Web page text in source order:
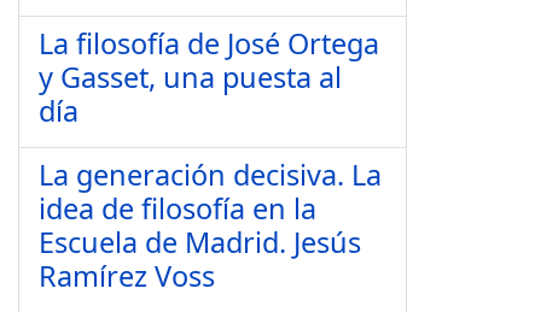
La filosofía de José Ortega
y Gasset, una puesta al
día
La generación decisiva. La
idea de filosofía en la
Escuela de Madrid. Jesús
Ramírez Voss